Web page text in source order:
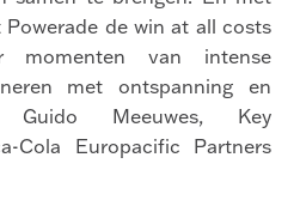
Powerade de win at all costs
momenten van intense
met ontspanning en
Guido Meeuwes, Key
Cola Europacific Partners